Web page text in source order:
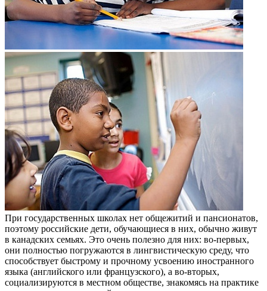
При государственных школах нет общежитий и пансионатов,
поэтому российские дети, обучающиеся в них, обычно живут
в канадских семьях. Это очень полезно для них: во-первых,
они полностью погружаются в лингвистическую среду, что
способствует быстрому и прочному усвоению иностранного
языка (английского или французского), а во-вторых,
социализируются в местном обществе, знакомясь на практике